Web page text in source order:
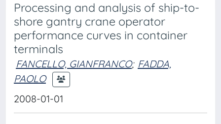
Processing and analysis of ship-to-
shore gantry crane operator
performance curves in container
terminals
FANCELLO, GIANFRANCO; FADDA,
PAOLO
2008-01-01